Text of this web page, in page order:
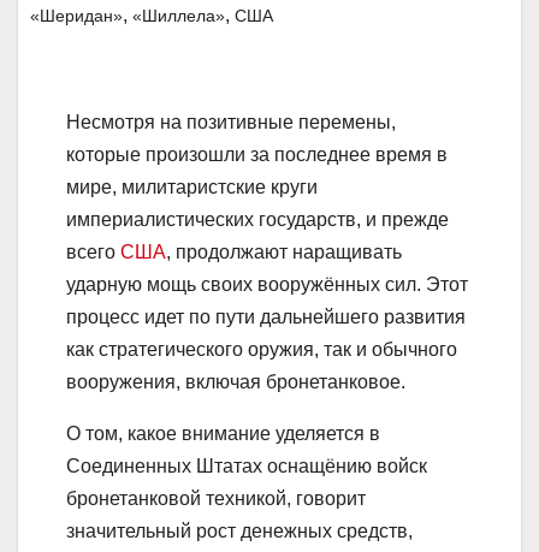
«Шеридан», «Шиллела», США
Несмотря на позитивные перемены,
которые произошли за последнее время в
мире, милитаристские круги
империалистических государств, и прежде
всего США, продолжают наращивать
ударную мощь своих вооружённых сил. Этот
процесс идет по пути дальнейшего развития
как стратегического оружия, так и обычного
вооружения, включая бронетанковое.
О том, какое внимание уделяется в
Соединенных Штатах оснащёнию войск
бронетанковой техникой, говорит
значительный рост денежных средств,